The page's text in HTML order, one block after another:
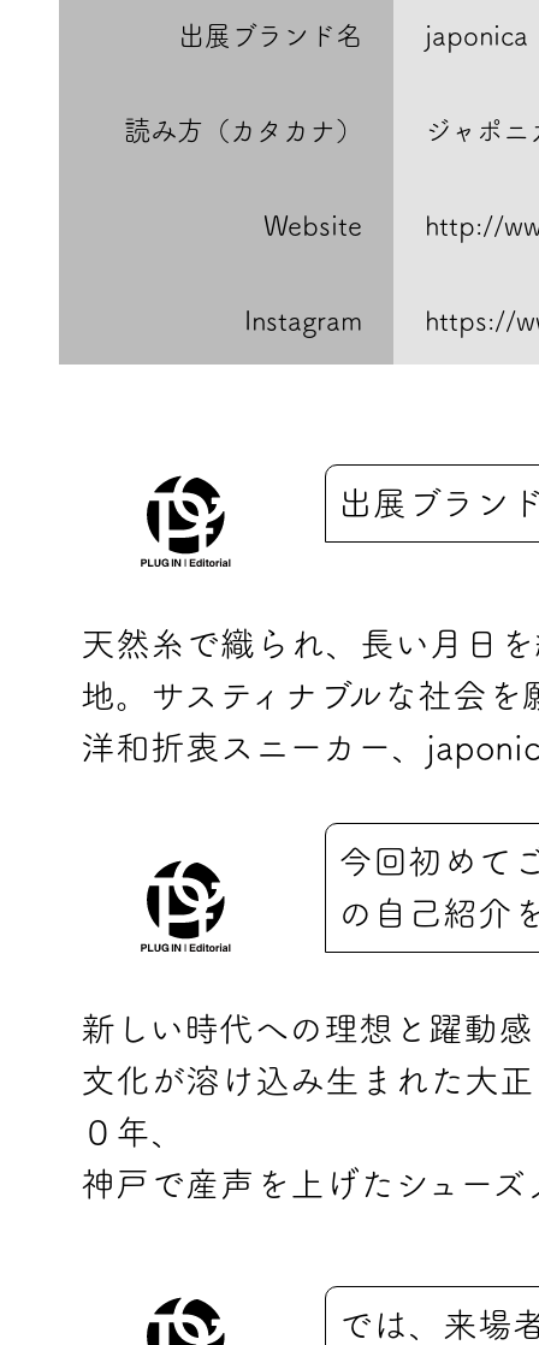
出展ブランド名 japonica
読み方（カタカナ） ジャポニ
Website http://
Instagram https://
出展ブラン
天然糸で織られ、長い月日
地。サスティナブルな社会
洋和折衷スニーカー、
今回初めて
の自己紹介
新しい時代への理想と躍動
文化が溶け込み生まれた大
０年、
神戸で産声を上げたシュー
では、来場